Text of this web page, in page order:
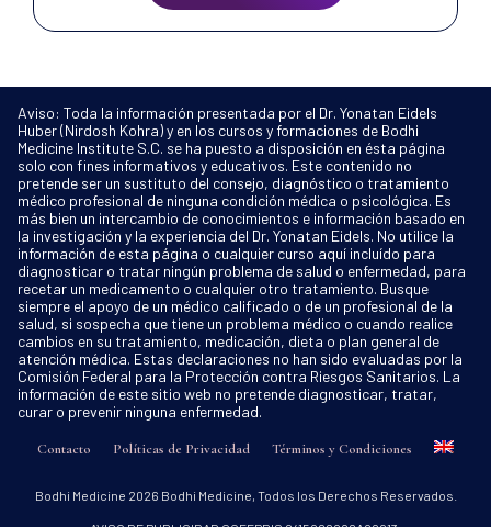
Aviso: Toda la información presentada por el Dr. Yonatan Eidels
Huber (Nirdosh Kohra) y en los cursos y formaciones de Bodhi
Medicine Institute S.C. se ha puesto a disposición en ésta página
solo con fines informativos y educativos. Este contenido no
pretende ser un sustituto del consejo, diagnóstico o tratamiento
médico profesional de ninguna condición médica o psicológica. Es
más bien un intercambio de conocimientos e información basado en
la investigación y la experiencia del Dr. Yonatan Eidels. No utilice la
información de esta página o cualquier curso aquí incluído para
diagnosticar o tratar ningún problema de salud o enfermedad, para
recetar un medicamento o cualquier otro tratamiento. Busque
siempre el apoyo de un médico calificado o de un profesional de la
salud, si sospecha que tiene un problema médico o cuando realice
cambios en su tratamiento, medicación, dieta o plan general de
atención médica. Estas declaraciones no han sido evaluadas por la
Comisión Federal para la Protección contra Riesgos Sanitarios. La
información de este sitio web no pretende diagnosticar, tratar,
curar o prevenir ninguna enfermedad.
Contacto Políticas de Privacidad Términos y Condiciones
Bodhi Medicine 2026 Bodhi Medicine, Todos los Derechos Reservados.